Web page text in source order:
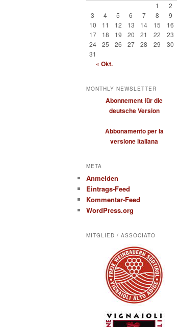
1
2
3
4 5 6 7 8
9
10
11 12 13 14 15
16
17
18 19 20 21 22
23
24
25 26 27 28 29
30
31
« Okt.
MONTHLY NEWSLETTER
Abonnement für die
deutsche Version
Abbonamento per la
versione italiana
META
Anmelden
Eintrags-Feed
Kommentar-Feed
WordPress.org
MITGLIED / ASSOCIATO